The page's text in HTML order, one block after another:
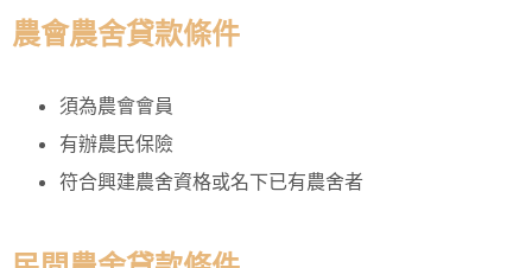
農會農舍貸款條件
須為農會會員
有辦農民保險
符合興建農舍資格或名下已有農舍者